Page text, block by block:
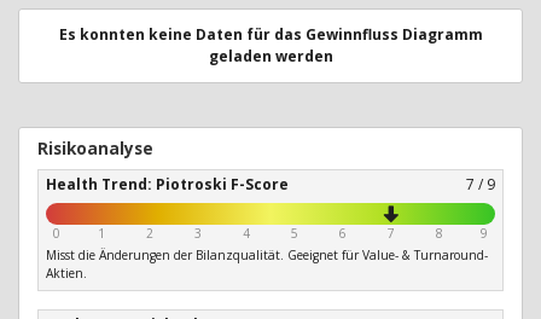
Es konnten keine Daten für das Gewinnfluss Diagramm
geladen werden
Risikoanalyse
Health Trend: Piotroski F-Score 7 / 9
0 1 2 3 4 5 6 7 8
9
Misst die Änderungen der Bilanzqualität. Geeignet für Value- & Turnaround-
Aktien.